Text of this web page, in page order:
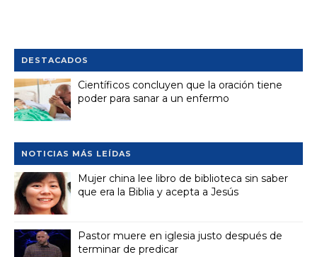
DESTACADOS
Científicos concluyen que la oración tiene
poder para sanar a un enfermo
NOTICIAS MÁS LEÍDAS
Mujer china lee libro de biblioteca sin saber
que era la Biblia y acepta a Jesús
Pastor muere en iglesia justo después de
terminar de predicar